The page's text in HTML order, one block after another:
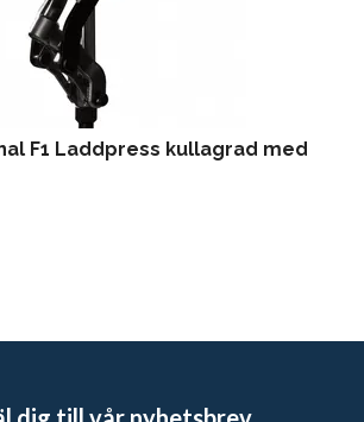
F1 Laddpress kullagrad med